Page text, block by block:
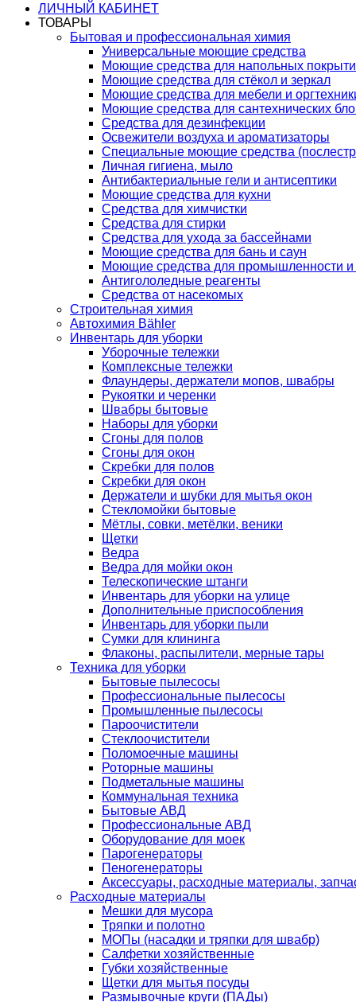
ЛИЧНЫЙ КАБИНЕТ
ТОВАРЫ
Бытовая и профессиональная химия
Универсальные моющие средства
Моющие средства для напольных
Моющие средства для стёкол и зеркал
Моющие средства для мебели и
Моющие средства для сантехнических
Средства для дезинфекции
Освежители воздуха и ароматизаторы
Специальные моющие средства
Личная гигиена, мыло
Антибактериальные гели и антисептики
Моющие средства для кухни
Средства для химчистки
Средства для стирки
Средства для ухода за бассейнами
Моющие средства для бань и саун
Моющие средства для промышленности и
Антигололедные реагенты
Средства от насекомых
Строительная химия
Автохимия Bähler
Инвентарь для уборки
Уборочные тележки
Комплексные тележки
Флаундеры, держатели мопов, швабры
Рукоятки и черенки
Швабры бытовые
Наборы для уборки
Сгоны для полов
Сгоны для окон
Скребки для полов
Скребки для окон
Держатели и шубки для мытья окон
Стекломойки бытовые
Мётлы, совки, метёлки, веники
Щетки
Ведра
Ведра для мойки окон
Телескопические штанги
Инвентарь для уборки на улице
Дополнительные приспособления
Инвентарь для уборки пыли
Сумки для клининга
Флаконы, распылители, мерные тары
Техника для уборки
Бытовые пылесосы
Профессиональные пылесосы
Промышленные пылесосы
Пароочистители
Стеклоочистители
Поломоечные машины
Роторные машины
Подметальные машины
Коммунальная техника
Бытовые АВД
Профессиональные АВД
Оборудование для моек
Парогенераторы
Пеногенераторы
Аксессуары, расходные материалы,
Расходные материалы
Мешки для мусора
Тряпки и полотно
МОПы (насадки и тряпки для швабр)
Салфетки хозяйственные
Губки хозяйственные
Щетки для мытья посуды
Размывочные круги (ПАДы)